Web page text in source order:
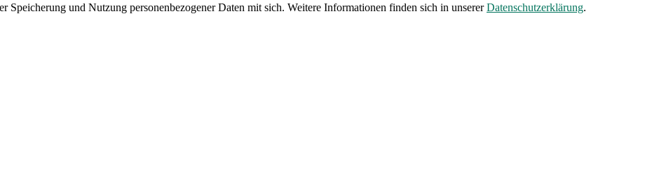
Speicherung und Nutzung personenbezogener Daten mit sich. Weitere Informationen finden sich in unsererDatenschutzerklärung.